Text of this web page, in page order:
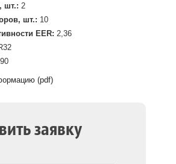
шт.: 2
шт.: 10
EER: 2,36
(pdf)
заявку